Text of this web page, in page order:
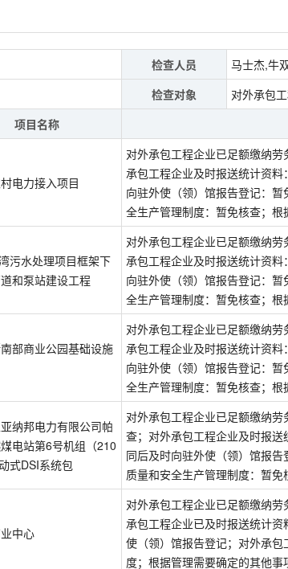
检查人员
马士杰,牛
检查对象
对外承包
项目名称
电力接入项目
对外承包工程企业已足额缴纳
承包工程企业及时报送统计资
向驻外使（领）馆报告登记：
全生产管理制度：暂免核查；
污水处理项目框架下
和泵站建设工程
对外承包工程企业已足额缴纳
承包工程企业及时报送统计资
向驻外使（领）馆报告登记：
全生产管理制度：暂免核查；
部商业公园基础设施
对外承包工程企业已足额缴纳
承包工程企业及时报送统计资
向驻外使（领）馆报告登记：
全生产管理制度：暂免核查；
纳邦电力有限公司帕
电站第6号机组（210
式DSI系统包
对外承包工程企业已足额缴纳
查；对外承包工程企业及时报
同后及时向驻外使（领）馆报
质量和安全生产管理制度：暂
中心
对外承包工程企业已足额缴纳
承包工程企业已及时报送统计
使（领）馆报告登记；对外承
度；根据管理需要确定的其他事